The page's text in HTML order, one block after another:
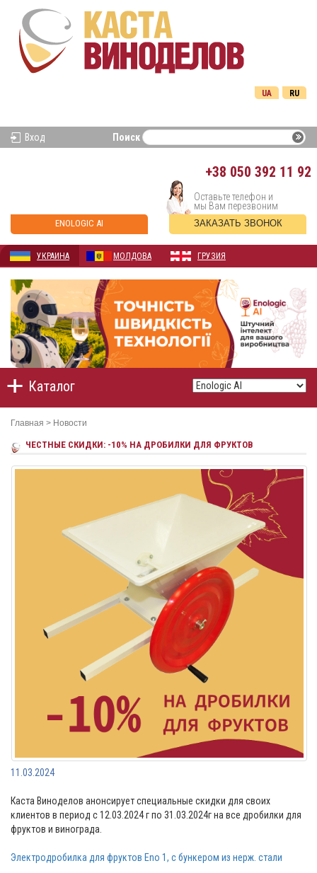
RU
UA
Вход Поиск
+38 050 392 11 92
ENOLOGIC AI
Оставьте телефон и
мы Вам перезвоним
ЗАКАЗАТЬ ЗВОНОК
УКРАИНА МОЛДОВА ГРУЗИЯ
Каталог
Главная > Новости
ЧЕСТНЫЕ СКИДКИ: -10% НА ДРОБИЛКИ ДЛЯ ФРУКТОВ
11.03.2024
Каста Виноделов анонсирует специальные скидки для своих
клиентов в период с 12.03.2024 г по 31.03.2024г на все дробилки для
фруктов и винограда.
Электродробилка для фруктов Eno 1, с бункером из нерж. стали